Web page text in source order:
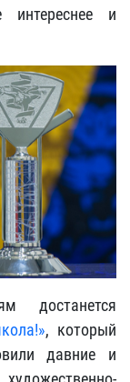
и
достанется
, который
давние и